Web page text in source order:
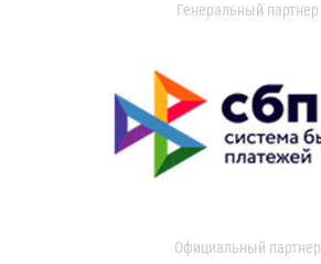
Генеральный партнер
Официальный партнер